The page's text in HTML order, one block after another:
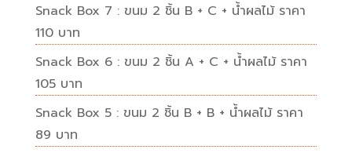
Snack Box 7 : ขนม 2 ชิ้น B + C + น้ำผลไม้ ราคา
110 บาท
Snack Box 6 : ขนม 2 ชิ้น A + C + น้ำผลไม้ ราคา
105 บาท
Snack Box 5 : ขนม 2 ชิ้น B + B + น้ำผลไม้ ราคา
89 บาท